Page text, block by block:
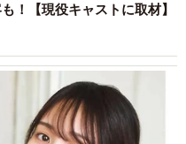
！【現役キャストに取材】